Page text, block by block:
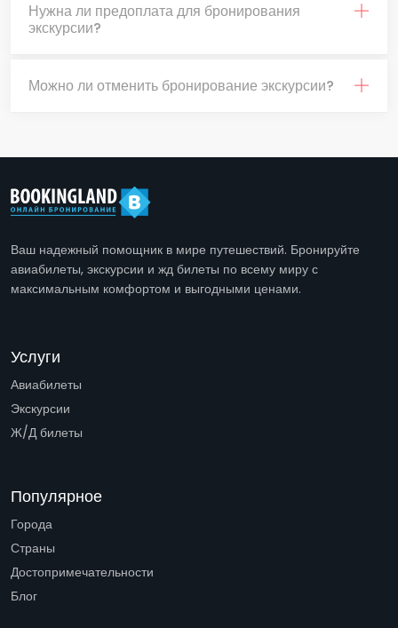
Нужна ли предоплата для бронирования
экскурсии?
Можно ли отменить бронирование экскурсии?
Ваш надежный помощник в мире путешествий. Бронируйте
авиабилеты, экскурсии и жд билеты по всему миру с
максимальным комфортом и выгодными ценами.
Услуги
Авиабилеты
Экскурсии
Ж/Д билеты
Популярное
Города
Страны
Достопримечательности
Блог